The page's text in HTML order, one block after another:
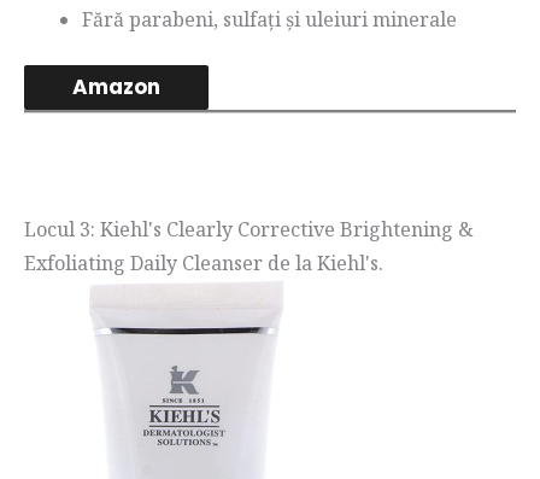
Fără parabeni, sulfați și uleiuri minerale
Amazon
Locul 3: Kiehl's Clearly Corrective Brightening &
Exfoliating Daily Cleanser de la Kiehl's.